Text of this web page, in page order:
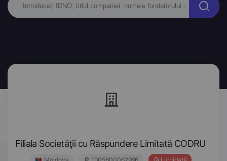
Filiala Societăţii cu Răspundere Limitată CODRU